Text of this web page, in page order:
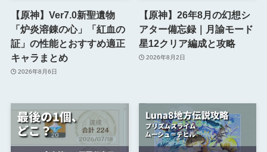
【原神】Ver7.0新聖遺物
「炉炎溶錬の心」「紅血の
証」の性能とおすすめ適正
キャラまとめ
2026年8月6日
【原神】26年8月の幻想シ
アター備忘録｜月諭モード
星12クリア編成と攻略
2026年8月2日